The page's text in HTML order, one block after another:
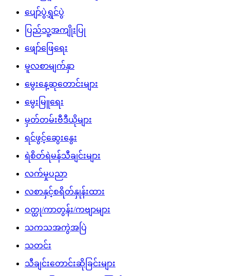
ပျော်ပွဲရွှင်ပွဲ
ပြည်သူ့အကျိုးပြု
ဖျော်ဖြေရေး
မူလစာမျက်နှာ
မွေးနေ့ဆုတောင်းများ
မွေးမြူရေး
မှတ်တမ်းဗီဒီယိုများ
ရင်ဖွင့်ဆွေးနွေး
ရဲစိတ်ရဲမန်သီချင်းများ
လက်မှုပညာ
လစာနှင့်စရိတ်နှုန်းထား
ဝတ္ထု/ကာတွန်း/ကဗျာများ
သကသအကွဲအပြဲ
သတင်း
သီချင်းတောင်းဆိုခြင်းများ